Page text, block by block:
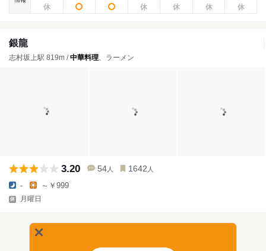
銀龍
志村坂上駅 819m /中華料理、ラーメン
3.20 54 人 1642 人
- ～￥999
月曜日